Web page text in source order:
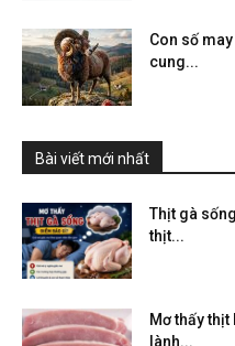
Con số
cung...
Bài viết mới nhất
Thịt gà
thịt...
Mơ thấy
lành...